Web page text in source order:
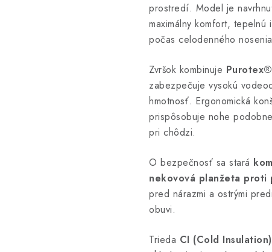
prostredí. Model je
maximálny komfort,
počas celodenného
Zvršok kombinuje
zabezpečuje vysokú
hmotnosť. Ergonomická
prispôsobuje nohe
pri chôdzi.
O bezpečnosť sa stará
nekovová planžeta proti
pred nárazmi a ostrými
obuvi.
Trieda CI (Cold Insulation)